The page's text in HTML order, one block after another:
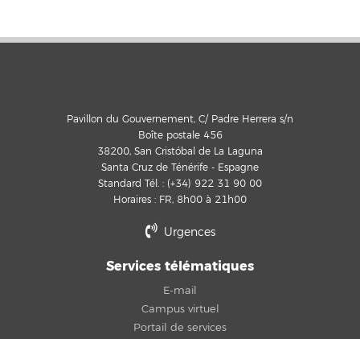
Pavillon du Gouvernement, C/ Padre Herrera s/n
Boîte postale 456
38200, San Cristóbal de La Laguna
Santa Cruz de Ténérife - Espagne
Standard Tél. : (+34) 922 31 90 00
Horaires : FR, 8h00 à 21h00
Urgences
Services télématiques
E-mail
Campus virtuel
Portail de services